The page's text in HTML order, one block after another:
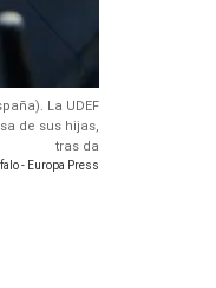
La UDEF
de sus hijas,
tras da
- Europa Press